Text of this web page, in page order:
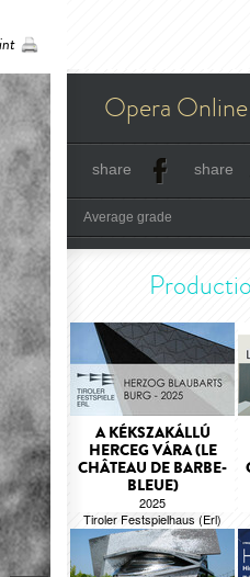
Opera
share share
Average grade
A KÉKSZAKÁLLÚ
HERCEG VÁRA (LE
CHÂTEAU DE BARBE-
BLEUE)
2025
Tiroler Festspielhaus (Erl)
Béla Bartók